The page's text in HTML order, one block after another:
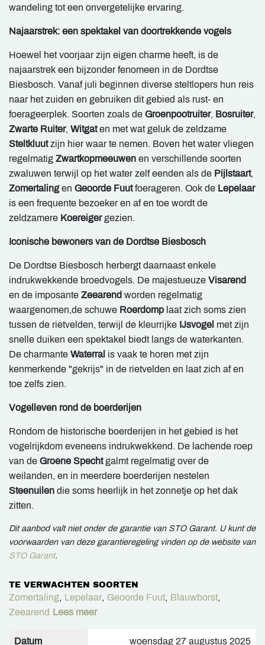
wandeling tot een onvergetelijke ervaring.
Najaarstrek: een spektakel van doortrekkende vogels
Hoewel het voorjaar zijn eigen charme heeft, is de
najaarstrek een bijzonder fenomeen in de Dordtse
Biesbosch. Vanaf juli beginnen diverse steltlopers hun reis
naar het zuiden en gebruiken dit gebied als rust- en
foerageerplek. Soorten zoals de Groenpootruiter, Bosruiter,
Zwarte Ruiter, Witgaten met wat geluk de zeldzame
Steltkluutzijn hier waar te nemen. Boven het water vliegen
regelmatig Zwartkopmeeuwen en verschillende soorten
zwaluwen terwijl op het water zelf eenden als de Pijlstaart,
Zomertalingen Geoorde Fuutfoerageren. Ook de Lepelaar
is een frequente bezoeker en af en toe wordt de
zeldzamere Koereigergezien.
Iconische bewoners van de Dordtse Biesbosch
De Dordtse Biesbosch herbergt daarnaast enkele
indrukwekkende broedvogels. De majestueuze Visarend
en de imposante Zeearend worden regelmatig
waargenomen,de schuwe Roerdomp laat zich soms zien
tussen de rietvelden, terwijl de kleurrijke IJsvogel met zijn
snelle duiken een spektakel biedt langs de waterkanten.
De charmante Waterral is vaak te horen met zijn
kenmerkende "gekrijs" in de rietvelden en laat zich af en
toe zelfs zien.
Vogelleven rond de boerderijen
Rondom de historische boerderijen in het gebied is het
vogelrijkdom eveneens indrukwekkend. De lachende roep
van de Groene Spechtgalmt regelmatig over de
weilanden, en in meerdere boerderijen nestelen
Steenuilen die soms heerlijk in het zonnetje op het dak
zitten.
Dit aanbod valt niet onder de garantie van STO Garant. U kunt de
voorwaarden van deze garantieregeling vinden op de website van
STO Garant.
TE VERWACHTEN SOORTEN
Zomertaling, Lepelaar, Geoorde Fuut, Blauwborst,
Zeearend Lees meer
Datum woensdag 27 augustus 2025